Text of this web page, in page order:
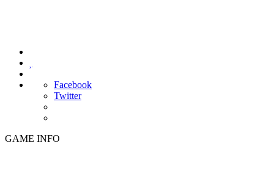
Facebook
Twitter
GAME INFO